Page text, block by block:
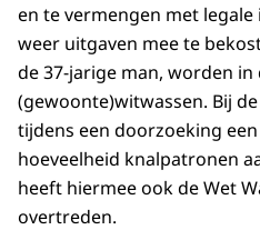
en te vermengen met
weer uitgaven mee te
de 37-jarige man, worden
(gewoonte)witwassen. Bij
tijdens een doorzoeking
hoeveelheid knalpatronen
heeft hiermee ook de Wet
overtreden.